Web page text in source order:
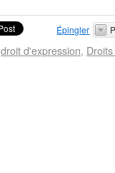
Épingler
droit d'expression,